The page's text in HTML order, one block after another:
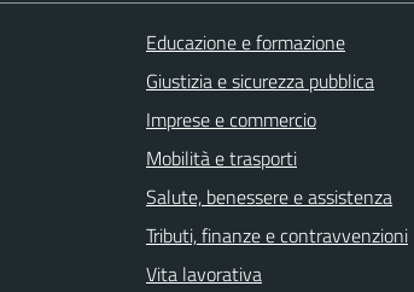
Educazione e formazione
Giustizia e sicurezza pubblica
Imprese e commercio
Mobilità e trasporti
Salute, benessere e assistenza
Tributi, finanze e contravvenzioni
Vita lavorativa